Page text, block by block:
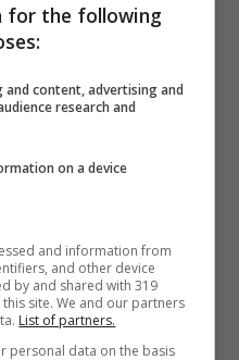
MGallery by
e accoglie i suoi ospiti
live su
attraverso
della serata,
cantine presenti
in degustazione:
for the following
and content, advertising and
research and
on a device
and information from
and other device
by and shared with 319
site. We and our partners
List of partners.
personal data on the basis